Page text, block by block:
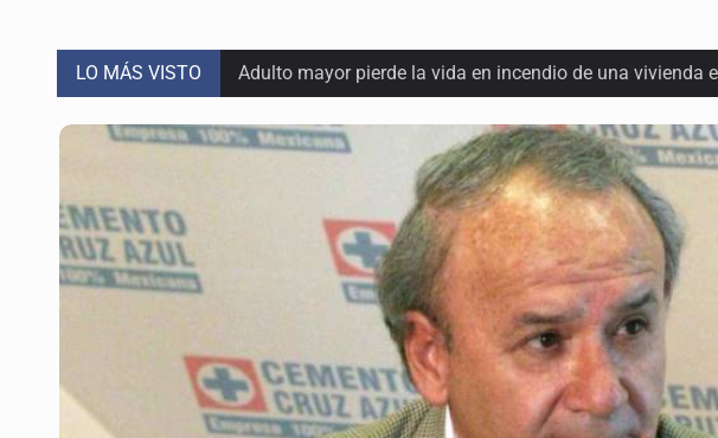
LO MÁS VISTO Adulto mayor pierde la vida en incendio de una vivienda
Asesinan a balazos a un hombre en calles de El Salto
Jalisco mantiene la búsqueda de 21 adolescentes
Asesinan a balazos a un hombre en Tlajomulco
Investigan brote de salmonela en EU vinculado a
Desarticulan en Cataluña célula del CJNG y decomisan
Fallece monseñor Carlos Garfias Merlos, arzobispo
Detienen al exgobernador de Guerrero, Ángel Aguirre